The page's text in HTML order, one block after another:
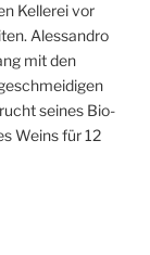
Kellerei vor
Alessandro
mit den
seines Bio-
Weins für 12